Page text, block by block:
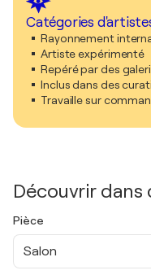
Catégories
Rayonnement
Artiste expérimenté
Repéré par des
Inclus dans des
Travaille sur
Découvrir dans
Pièce
Salon